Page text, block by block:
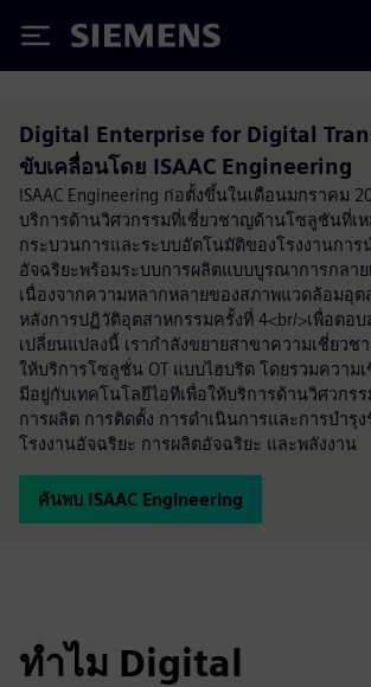
Siemens
Digital Enterprise for Digital
ขับเคลื่อนโดย ISAAC Engineering
ISAAC Engineering ก่อตั้งขึ้นในเดือนมกราคม
บริการด้านวิศวกรรมที่เชี่ยวชาญด้านโซลูชันที่เ
กระบวนการและระบบอัตโนมัติของโรงงานการ
อัจฉริยะพร้อมระบบการผลิตแบบบูรณาการกลา
เนื่องจากความหลากหลายของสภาพแวดล้อมอุ
หลังการปฏิวัติอุตสาหกรรมครั้งที่ 4<br/>เพื่อตอ
เปลี่ยนแปลงนี้ เรากำลังขยายสาขาความเชี่ยวช
ให้บริการโซลูชั่น OT แบบไฮบริด โดยรวมความ
มีอยู่กับเทคโนโลยีไอทีเพื่อให้บริการด้านวิศวกร
การผลิต การติดตั้ง การดำเนินการและการบำรุ
โรงงานอัจฉริยะ การผลิตอัจฉริยะ และพลังงาน
ค้นพบ ISAAC Engineering
ทำไม Digital